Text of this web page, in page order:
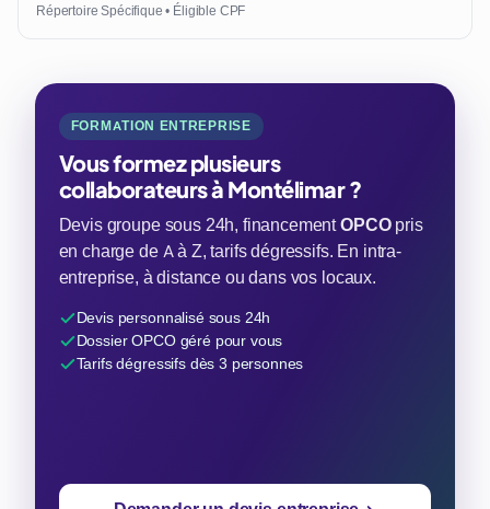
Répertoire Spécifique • Éligible CPF
FORMATION ENTREPRISE
Vous formez plusieurs
collaborateurs à Montélimar ?
Devis groupe sous 24h, financementOPCOpris
en charge de A à Z, tarifs dégressifs. En intra-
entreprise, à distance ou dans vos locaux.
Devis personnalisé sous 24h
Dossier OPCO géré pour vous
Tarifs dégressifs dès 3 personnes